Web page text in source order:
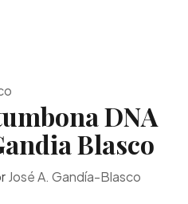
DNA
Blasco
José A. Gandía-Blasco